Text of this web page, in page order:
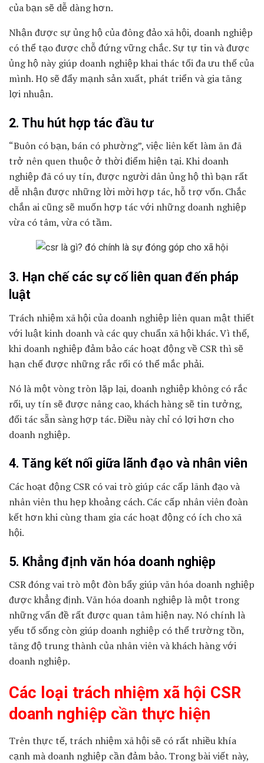
của bạn sẽ dễ dàng hơn.
Nhận được sự ủng hộ của đông đảo xã hội, doanh nghiệp
có thể tạo được chỗ đứng vững chắc. Sự tự tin và được
ủng hộ này giúp doanh nghiệp khai thác tối đa ưu thế của
mình. Họ sẽ đẩy mạnh sản xuất, phát triển và gia tăng
lợi nhuận.
2. Thu hút hợp tác đầu tư
“Buôn có bạn, bán có phường”, việc liên kết làm ăn đã
trở nên quen thuộc ở thời điểm hiện tại. Khi doanh
nghiệp đã có uy tín, được người dân ủng hộ thì bạn rất
dễ nhận được những lời mời hợp tác, hỗ trợ vốn. Chắc
chắn ai cũng sẽ muốn hợp tác với những doanh nghiệp
vừa có tâm, vừa có tầm.
3. Hạn chế các sự cố liên quan đến pháp
luật
Trách nhiệm xã hội của doanh nghiệp liên quan mật thiết
với luật kinh doanh và các quy chuẩn xã hội khác. Vì thế,
khi doanh nghiệp đảm bảo các hoạt động về CSR thì sẽ
hạn chế được những rắc rối có thể mắc phải.
Nó là một vòng tròn lặp lại, doanh nghiệp không có rắc
rối, uy tín sẽ được nâng cao, khách hàng sẽ tin tưởng,
đối tác sẵn sàng hợp tác. Điều này chỉ có lợi hơn cho
doanh nghiệp.
4. Tăng kết nối giữa lãnh đạo và nhân viên
Các hoạt động CSR có vai trò giúp các cấp lãnh đạo và
nhân viên thu hẹp khoảng cách. Các cấp nhân viên đoàn
kết hơn khi cùng tham gia các hoạt động có ích cho xã
hội.
5. Khẳng định văn hóa doanh nghiệp
CSR đóng vai trò một đòn bẩy giúp văn hóa doanh nghiệp
được khẳng định. Văn hóa doanh nghiệp là một trong
những vấn đề rất được quan tâm hiện nay. Nó chính là
yếu tố sống còn giúp doanh nghiệp có thể trường tồn,
tăng độ trung thành của nhân viên và khách hàng với
doanh nghiệp.
Các loại trách nhiệm xã hội CSR
doanh nghiệp cần thực hiện
Trên thực tế, trách nhiệm xã hội sẽ có rất nhiều khía
cạnh mà doanh nghiệp cần đảm bảo. Trong bài viết này,